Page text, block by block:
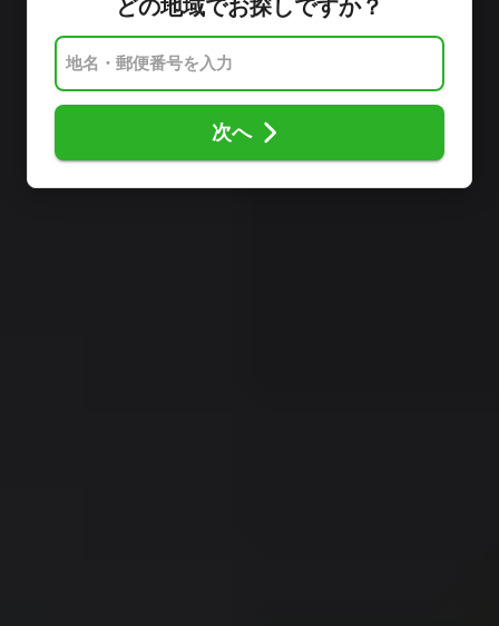
どの地域でお探しですか？
次へ